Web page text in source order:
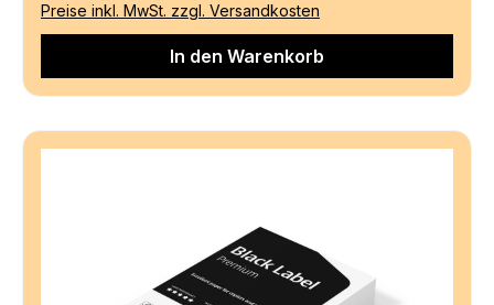
Preise inkl. MwSt. zzgl. Versandkosten
In den Warenkorb